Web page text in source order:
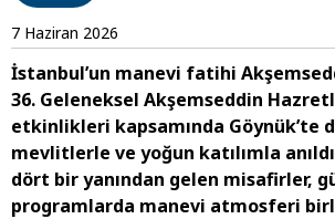
7 Haziran 2026
İstanbul’un manevi fatihi
36. Geleneksel Akşemseddin
etkinlikleri kapsamında Göynük’te
mevlitlerle ve yoğun katılımla
dört bir yanından gelen misafirler,
programlarda manevi atmosferi